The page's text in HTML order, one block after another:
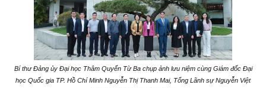
Bí thư Đảng ủy Đại học Thâm Quyến Từ Ba chụp ảnh lưu niệm cùng Giám đốc Đại
học Quốc gia TP. Hồ Chí Minh Nguyễn Thị Thanh Mai, Tổng Lãnh sự Nguyễn Việt